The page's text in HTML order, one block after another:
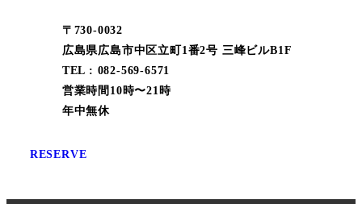
〒730-0032
広島県広島市中区立町1番2号 三峰ビルB1F
TEL : 082-569-6571
営業時間10時〜21時
年中無休
RESERVE